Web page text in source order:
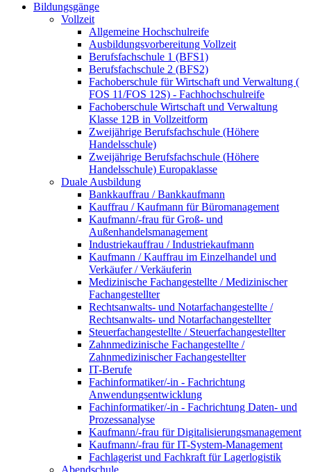
Bildungsgänge
Vollzeit
Allgemeine Hochschulreife
Ausbildungsvorbereitung Vollzeit
Berufsfachschule 1 (BFS1)
Berufsfachschule 2 (BFS2)
Fachoberschule für Wirtschaft und Verwaltung (
FOS 11/FOS 12S) - Fachhochschulreife
Fachoberschule Wirtschaft und Verwaltung
Klasse 12B in Vollzeitform
Zweijährige Berufsfachschule (Höhere
Handelsschule)
Zweijährige Berufsfachschule (Höhere
Handelsschule) Europaklasse
Duale Ausbildung
Bankkauffrau / Bankkaufmann
Kauffrau / Kaufmann für Büromanagement
Kaufmann/-frau für Groß- und
Außenhandelsmanagement
Industriekauffrau / Industriekaufmann
Kaufmann / Kauffrau im Einzelhandel und
Verkäufer / Verkäuferin
Medizinische Fachangestellte / Medizinischer
Fachangestellter
Rechtsanwalts- und Notarfachangestellte /
Rechtsanwalts- und Notarfachangestellter
Steuerfachangestellte / Steuerfachangestellter
Zahnmedizinische Fachangestellte /
Zahnmedizinischer Fachangestellter
IT-Berufe
Fachinformatiker/-in - Fachrichtung
Anwendungsentwicklung
Fachinformatiker/-in - Fachrichtung Daten- und
Prozessanalyse
Kaufmann/-frau für Digitalisierungsmanagement
Kaufmann/-frau für IT-System-Management
Fachlagerist und Fachkraft für Lagerlogistik
Abendschule